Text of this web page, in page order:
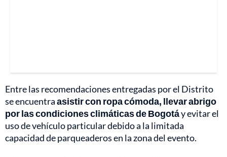
Entre las recomendaciones entregadas por el Distrito
se encuentraasistir con ropa cómoda, llevar abrigo
por las condiciones climáticas de Bogotáy evitar el
uso de vehículo particular debido a la limitada
capacidad de parqueaderos en la zona del evento.